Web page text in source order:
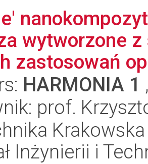
wytworzone
zastosowań
HARMONIA 1
prof.
Inżynierii i